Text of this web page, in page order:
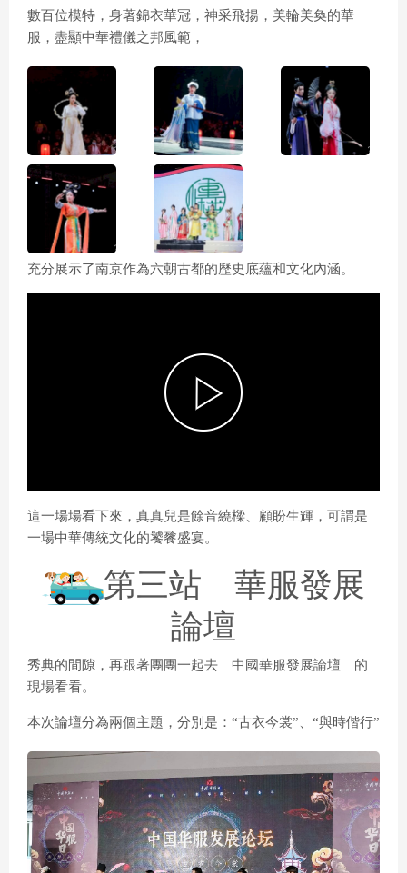
數百位模特，身著錦衣華冠，神采飛揚，美輪美奐的華
服，盡顯中華禮儀之邦風範，
充分展示了南京作為六朝古都的歷史底蘊和文化內涵。
P
l
y
i
這一場場看下來，真真兒是餘音繞樑、顧盼生輝，可謂是
一場中華傳統文化的饕餮盛宴。
第三站 華服發展
論壇
秀典的間隙，再跟著團團一起去 中國華服發展論壇 的
現場看看。
本次論壇分為兩個主題，分別是：“古衣今裳”、“與時偕行”